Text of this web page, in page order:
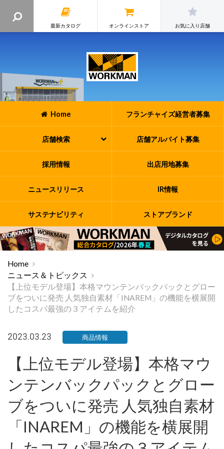
最新カタログ オンラインストア お気に入り店舗
Home フランチャイズ経営者募集
店舗検索 店舗アルバイト募集
採用情報 出店用地募集
ニュースリリース IR情報
サステナビリティ ストアブランド
Home
ニュース＆トピックス
【上位モデル登場】本格マウンテンバックパックとグロー
ブをついに発売 人気独自素材「INAREM」の機能を横展開
したコスパ最強の３アイテムを紹介
2023.03.23 商品情報
【上位モデル登場】本格マウ
ンテンバックパックとグロー
ブをついに発売 人気独自素材
「INAREM」の機能を横展開